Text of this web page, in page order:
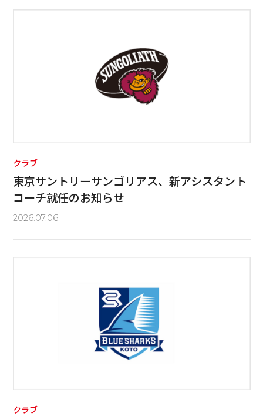
クラブ
東京サントリーサンゴリアス、新アシスタント
コーチ就任のお知らせ
2026.07.06
クラブ